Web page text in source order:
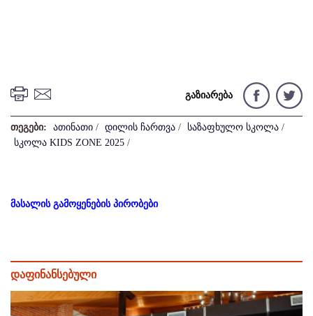
გაზიარება
თეგები: ათინათი / დილის ჩართვა / საზაფხულო სკოლა /
სკოლა KIDS ZONE 2025 /
მასალის გამოყენების პირობები
დაფინანსებული